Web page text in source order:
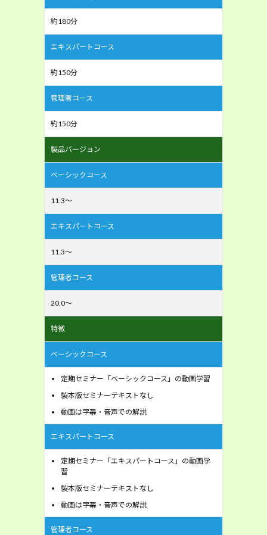
約180分
エキスパートコース
約150分
管理者コース
約150分
製品バージョン
ベーシックコース
11.3～
エキスパートコース
11.3～
管理者コース
20.0～
特徴
ベーシックコース
定期セミナー「ベーシックコース」の動画学習
製本版セミナーテキストなし
動画は字幕・音声での解説
エキスパートコース
定期セミナー「エキスパートコース」の動画学
習
製本版セミナーテキストなし
動画は字幕・音声での解説
管理者コース